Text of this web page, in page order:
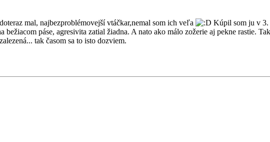
mal, najbezproblémovejší vtáčkar,nemal som ich veľa
Kúpil som ju v 3.
páse, agresivita zatial žiadna. A nato ako málo zožerie aj pekne rastie.
tak časom sa to isto dozviem.